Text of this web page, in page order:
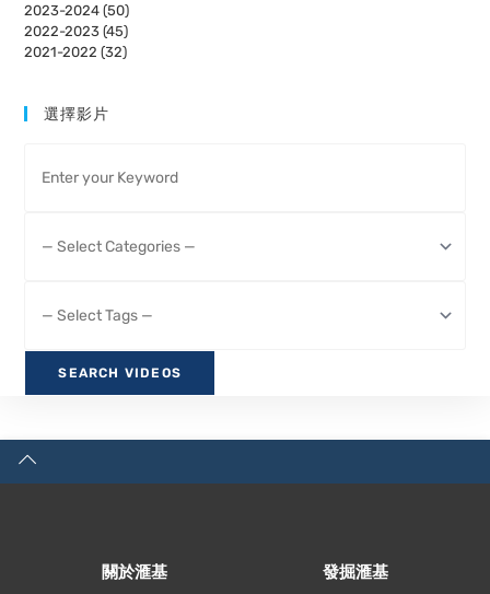
2023-2024 (50)
2022-2023 (45)
2021-2022 (32)
選擇影片
關於滙基 發掘滙基